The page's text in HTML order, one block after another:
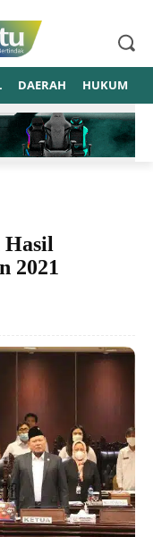
DAERAH HUKUM
Hasil
2021